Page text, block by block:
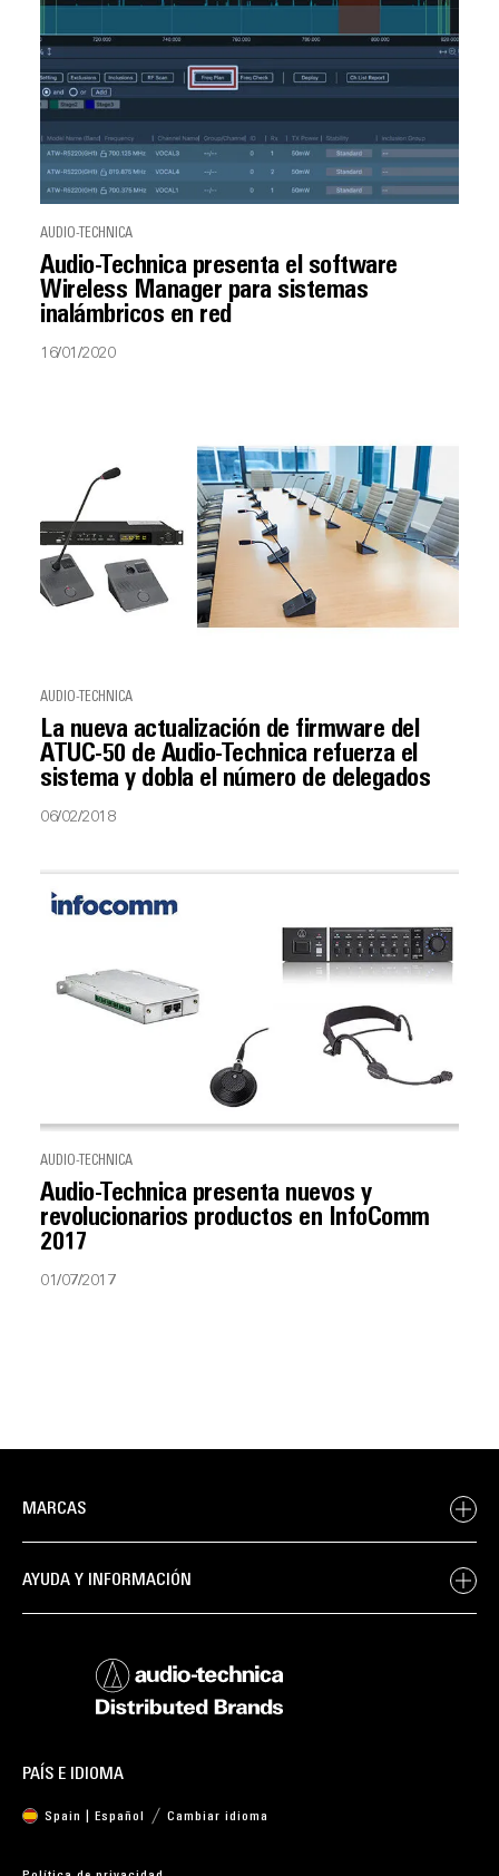
AUDIO-TECHNICA
Audio-Technica presenta el software
Wireless Manager para sistemas
inalámbricos en red
16/01/2020
AUDIO-TECHNICA
La nueva actualización de firmware del
ATUC-50 de Audio-Technica refuerza el
sistema y dobla el número de delegados
06/02/2018
AUDIO-TECHNICA
Audio-Technica presenta nuevos y
revolucionarios productos en InfoComm
2017
01/07/2017
MARCAS
AYUDA Y INFORMACIÓN
PAÍS E IDIOMA
Spain | Español Cambiar idioma